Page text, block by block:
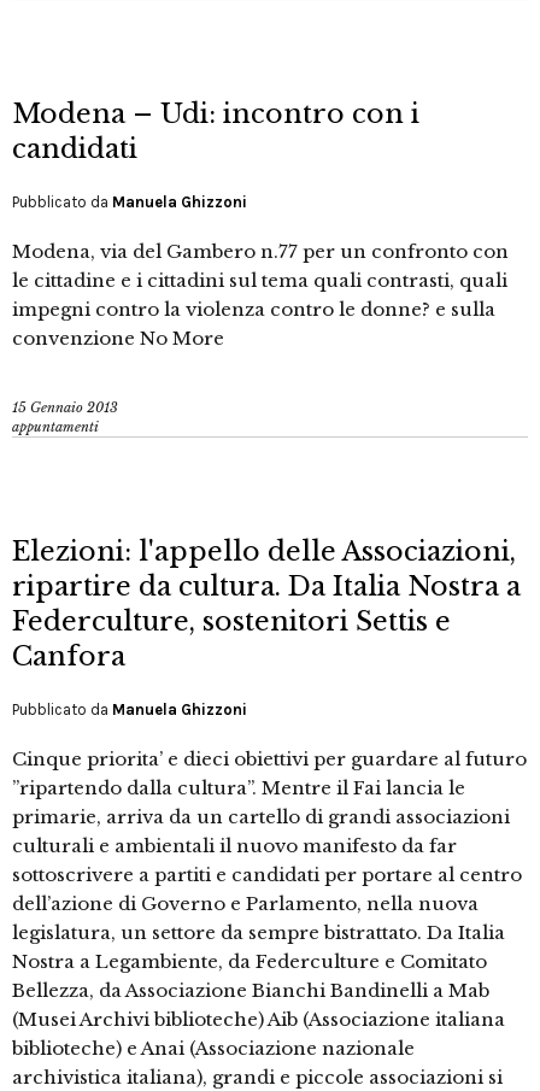
Modena – Udi: incontro con i
candidati
Pubblicato da Manuela Ghizzoni
Modena, via del Gambero n.77 per un confronto con
le cittadine e i cittadini sul tema quali contrasti, quali
impegni contro la violenza contro le donne? e sulla
convenzione No More
15 Gennaio 2013
appuntamenti
Elezioni: l'appello delle Associazioni,
ripartire da cultura. Da Italia Nostra a
Federculture, sostenitori Settis e
Canfora
Pubblicato da Manuela Ghizzoni
Cinque priorita’ e dieci obiettivi per guardare al futuro
”ripartendo dalla cultura”. Mentre il Fai lancia le
primarie, arriva da un cartello di grandi associazioni
culturali e ambientali il nuovo manifesto da far
sottoscrivere a partiti e candidati per portare al centro
dell’azione di Governo e Parlamento, nella nuova
legislatura, un settore da sempre bistrattato. Da Italia
Nostra a Legambiente, da Federculture e Comitato
Bellezza, da Associazione Bianchi Bandinelli a Mab
(Musei Archivi biblioteche) Aib (Associazione italiana
biblioteche) e Anai (Associazione nazionale
archivistica italiana), grandi e piccole associazioni si